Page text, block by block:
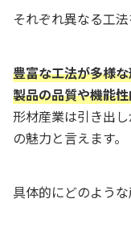
それぞれ異なる工
豊富な工法が多様
製品の品質や機能
形材産業は引き出
の魅力と言えます。
具体的にどのよう